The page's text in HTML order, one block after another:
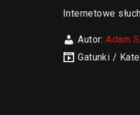
Internetowe
Autor:Adam
Gatunki /